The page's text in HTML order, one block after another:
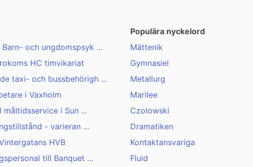
och ungdomspsyk ...
HC timvikariat
taxi- och bussbehörigh ...
i Vaxholm
i Sun ...
- varieran ...
HVB
till Banquet ...
Populära nyckelord
Mättenik
Gymnasiel
Metallurg
Marilee
Czolowski
Dramatiken
Kontaktansvariga
Fluid